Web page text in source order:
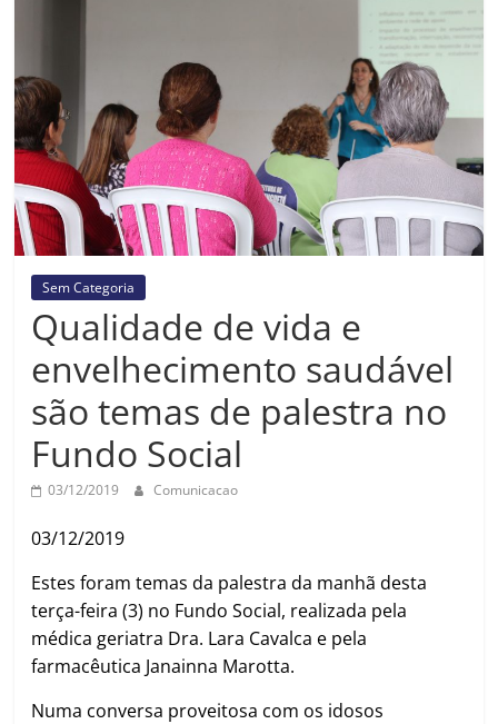
Guaratinguetá
Sem Categoria
Qualidade de vida e
envelhecimento saudável
são temas de palestra no
Fundo Social
03/12/2019 Comunicacao
03/12/2019
Estes foram temas da palestra da manhã desta
terça-feira (3) no Fundo Social, realizada pela
médica geriatra Dra. Lara Cavalca e pela
farmacêutica Janainna Marotta.
Numa conversa proveitosa com os idosos